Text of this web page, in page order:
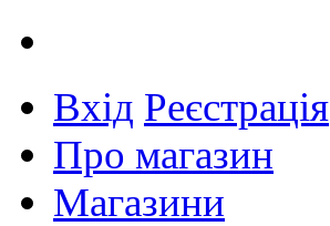
Вхід Реєстрація
Про магазин
Магазини